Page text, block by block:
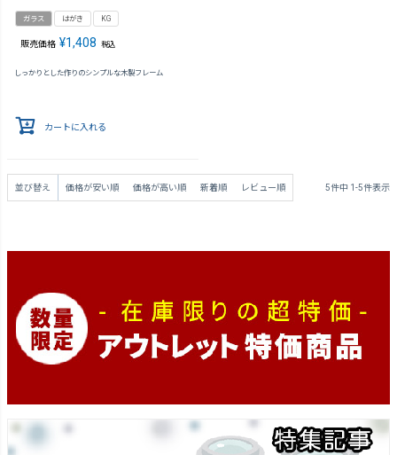
ガラス はがき KG
販売価格 ¥1,408 税込
しっかりとした作りのシンプルな木製フレーム
カートに入れる
並び替え 価格が安い順 価格が高い順 新着順 レビュー順 5件中 1 -5件表示